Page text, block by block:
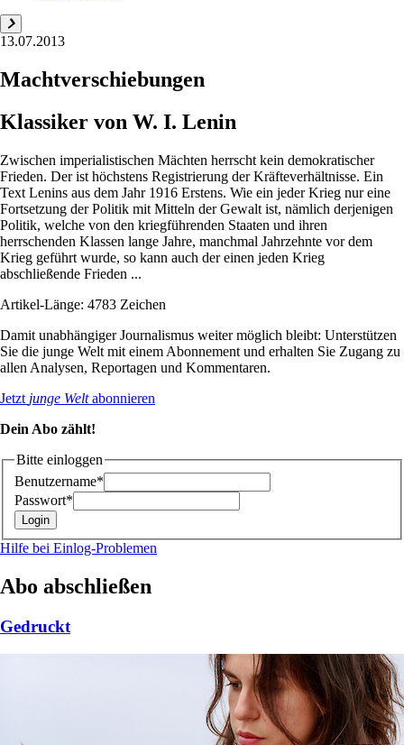
13.07.2013
Machtverschiebungen
Klassiker von W. I. Lenin
Zwischen imperialistischen Mächten herrscht kein demokratischer
Frieden. Der ist höchstens Registrierung der Kräfteverhältnisse. Ein
Text Lenins aus dem Jahr 1916 Erstens. Wie ein jeder Krieg nur eine
Fortsetzung der Politik mit Mitteln der Gewalt ist, nämlich derjenigen
Politik, welche von den kriegführenden Staaten und ihren
herrschenden Klassen lange Jahre, manchmal Jahrzehnte vor dem
Krieg geführt wurde, so kann auch der einen jeden Krieg
abschließende Frieden ...
Artikel-Länge: 4783 Zeichen
Damit unabhängiger Journalismus weiter möglich bleibt: Unterstützen
Sie die junge Welt mit einem Abonnement und erhalten Sie Zugang zu
allen Analysen, Reportagen und Kommentaren.
Jetzt junge Weltabonnieren
Dein Abo zählt!
Bitte einloggen
Benutzername*
Passwort*
Hilfe bei Einlog-Problemen
Abo abschließen
Gedruckt